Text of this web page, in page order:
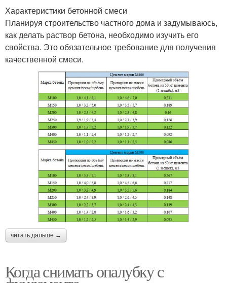
Характеристики бетонной смеси
Планируя строительство частного дома и задумываюсь,
как делать раствор бетона, необходимо изучить его
свойства. Это обязательное требование для получения
качественной смеси.
читать дальше →
Когда снимать опалубку с